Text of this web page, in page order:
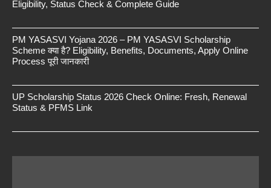
Eligibility, Status Check & Complete Guide
PM YASASVI Yojana 2026 – PM YASASVI Scholarship
Scheme क्या है? Eligibility, Benefits, Documents, Apply Online
Process पूरी जानकारी
UP Scholarship Status 2026 Check Online: Fresh, Renewal
Status & PFMS Link